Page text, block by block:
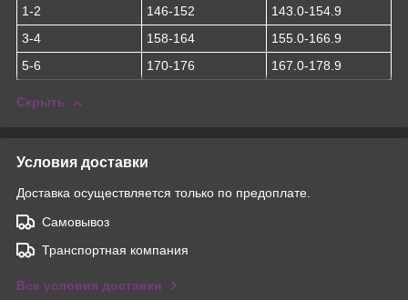
1-2
146-152
143.0-154.9
3-4
158-164
155.0-166.9
5-6
170-176 167.0-178.9
Скрыть
Условия доставки
Доставка осуществляется только по предоплате.
Самовывоз
Транспортная компания
Все условия доставки